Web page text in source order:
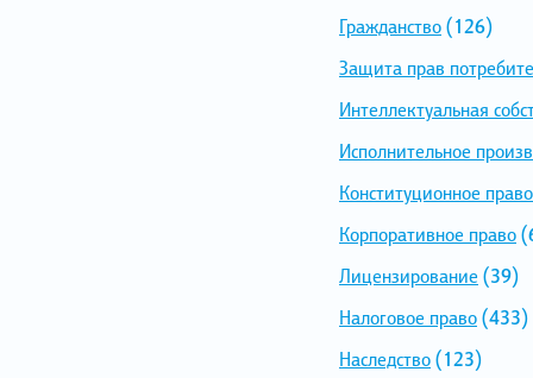
Гражданство(126)
Защита прав
Интеллектуальная
Исполнительное
Конституционное право
Корпоративное право
Лицензирование (39)
Налоговое право(433)
Наследство(123)